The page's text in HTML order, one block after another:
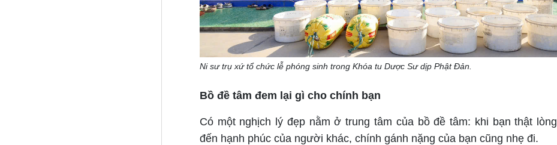
Ni sư trụ xứ tổ chức lễ phóng sinh trong Khóa tu Dược Sư dịp Phật Đản.
Bồ đề tâm đem lại gì cho chính bạn
Có một nghịch lý đẹp nằm ở trung tâm của bồ đề tâm: khi bạn thật
đến hạnh phúc của người khác, chính gánh nặng của bạn cũng nhẹ đi.